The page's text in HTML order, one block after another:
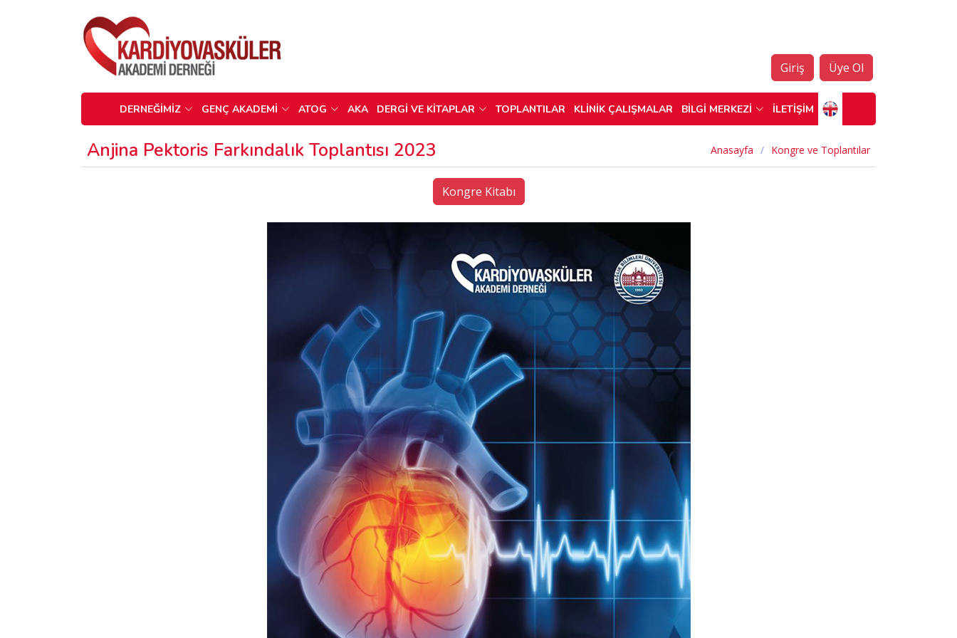
Giriş Üye Ol
DERNEĞİMİZ GENÇ AKADEMİ ATOG AKA DERGİ VE KİTAPLAR TOPLANTILAR KLİNİK ÇALIŞMALAR BİLGİ MERKEZİ İLETİŞİM
Anjina Pektoris Farkındalık Toplantısı 2023 Anasayfa Kongre ve Toplantılar
Kongre Kitabı